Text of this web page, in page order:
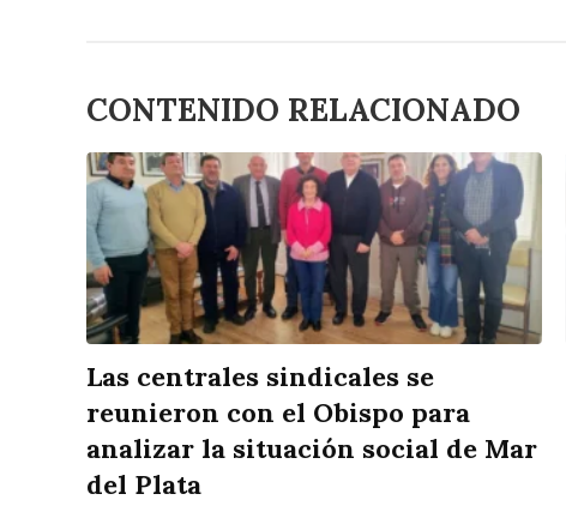
CONTENIDO RELACIONADO
Las centrales sindicales se
reunieron con el Obispo para
analizar la situación social de Mar
del Plata